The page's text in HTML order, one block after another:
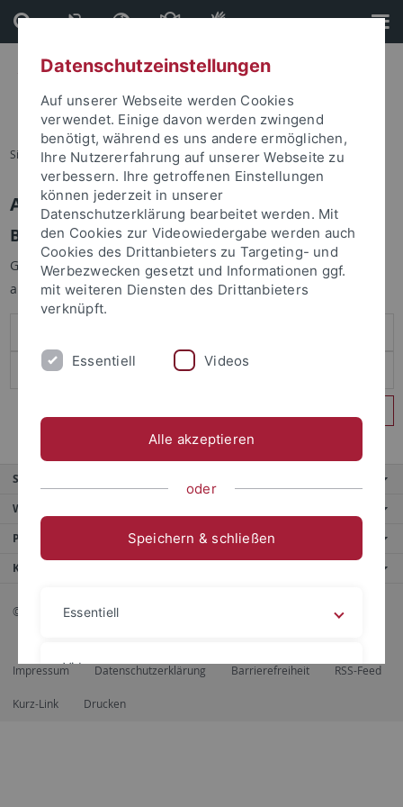
Direkt
zum
Inhalt
Direkt
zur
Fußleiste
Sie sind hier: Startseite
Anmelden
Benutzeranmeldung
Geben Sie Ihren Benutzernamen und Ihr Passwort an um sich
anzumelden:
Service
Weitere Angebote
Portale
Kontaktinfo
© 2026 Eberhard Karls Universität Tübingen, Tübingen
Impressum Datenschutzerklärung Barrierefreiheit RSS-Feed
Kurz-Link Drucken
Datenschutzeinstellungen
Auf unserer Webseite werden Cookies
verwendet. Einige davon werden zwingend
benötigt, während es uns andere ermöglichen,
Ihre Nutzererfahrung auf unserer Webseite zu
verbessern. Ihre getroffenen Einstellungen
können jederzeit in unserer
Datenschutzerklärung bearbeitet werden. Mit
den Cookies zur Videowiedergabe werden auch
Cookies des Drittanbieters zu Targeting- und
Werbezwecken gesetzt und Informationen ggf.
mit weiteren Diensten des Drittanbieters
verknüpft.
Essentiell Videos
Alle akzeptieren
oder
Speichern & schließen
Essentiell
Videos